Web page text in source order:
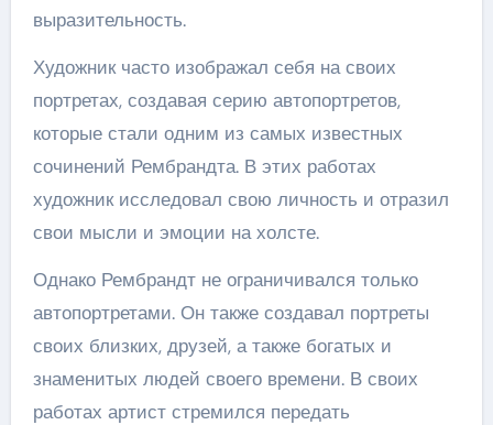
выразительность.
Художник часто изображал себя на своих
портретах, создавая серию автопортретов,
которые стали одним из самых известных
сочинений Рембрандта. В этих работах
художник исследовал свою личность и отразил
свои мысли и эмоции на холсте.
Однако Рембрандт не ограничивался только
автопортретами. Он также создавал портреты
своих близких, друзей, а также богатых и
знаменитых людей своего времени. В своих
работах артист стремился передать